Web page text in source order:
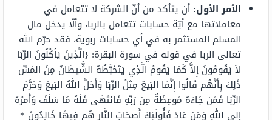
الأمر الأول: أن يتأكد من أنّ الشركة لا تتعامل في
معاملاتها مع أيّة حسابات تتعامل بالربا، وألّا يدخل مال
المسلم المستثمر به في أي حسابات ربوية، فقد حرّم الله
تعالى الربا في قوله في سورة البقرة: {الَّذِينَ يَأكُلُونَ الرِّبَا
لاَ يَقُومُونَ إِلاَّ كَمَا يَقُومُ الَّذِي يَتَخَبَّطُهُ الشَّيطَانُ مِنَ المَسِّ
ذَلِكَ بِأَنَّهُم قَالُوا إِنَّمَا البَيعُ مِثلُ الرِّبَا وَأَحَلَّ اللهُ البَيعَ وَحَرَّمَ
الرِّبَا فَمَن جَاءَهُ مَوعِظَةٌ مِن رَبِّهِ فَانتَهَى فَلَهُ مَا سَلَفَ وَأَمرُهُ
إِلى اللهِ وَمَن عَادَ فَأُولَئِكَ أَصحَابُ النَّارِ هُم فِيهَا خَالِدُونَ *